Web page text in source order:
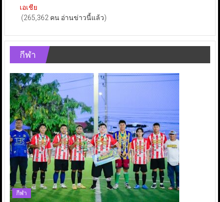
เอเชีย
(265,362 คน อ่านข่าวนี้แล้ว)
กีฬา
กีฬา